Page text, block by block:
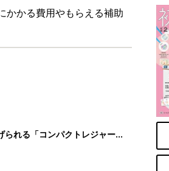
かかる費用やもらえる補助
られる「コンパクトレジャーシ